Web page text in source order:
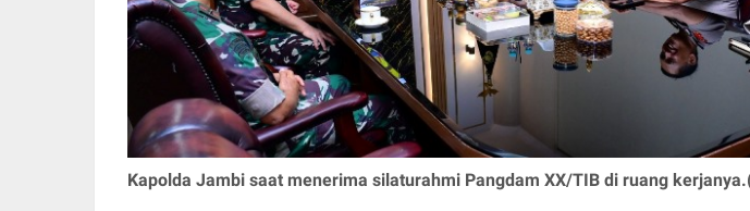
Kapolda Jambi saat menerima silaturahmi Pangdam XX/TIB di ruang